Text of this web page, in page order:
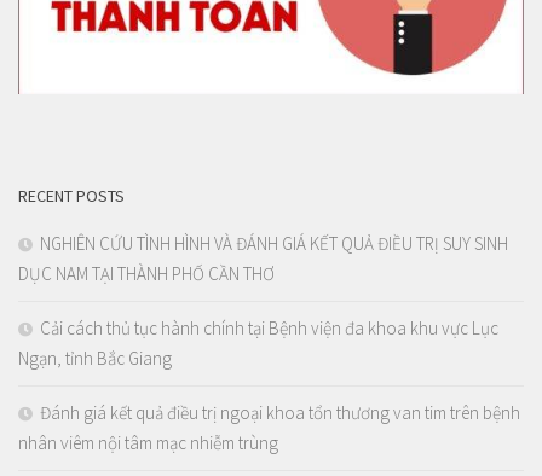
RECENT POSTS
NGHIÊN CỨU TÌNH HÌNH VÀ ĐÁNH GIÁ KẾT QUẢ ĐIỀU TRỊ SUY SINH
DỤC NAM TẠI THÀNH PHỐ CẦN THƠ
Cải cách thủ tục hành chính tại Bệnh viện đa khoa khu vực Lục
Ngạn, tỉnh Bắc Giang
Đánh giá kết quả điều trị ngoại khoa tổn thương van tim trên bệnh
nhân viêm nội tâm mạc nhiễm trùng